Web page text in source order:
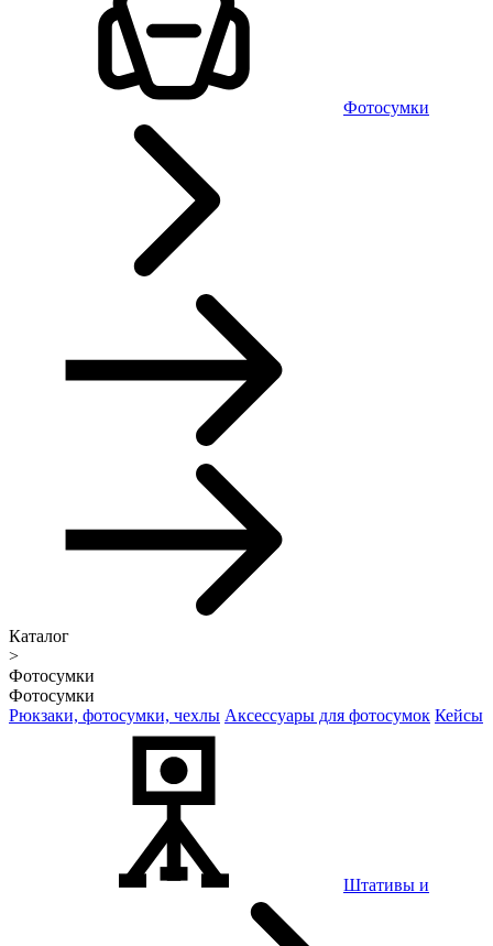
Фотосумки
Каталог
>
Фотосумки
Фотосумки
Рюкзаки, фотосумки, чехлы Аксессуары для фотосумок Кейсы
Штативы и